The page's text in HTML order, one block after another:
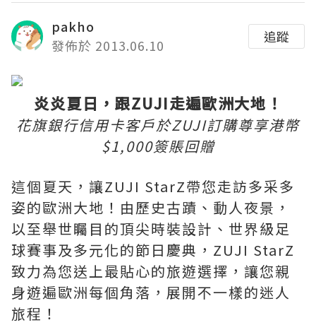
pakho
發佈於 2013.06.10
追蹤
炎炎夏日，跟ZUJI走遍歐洲大地！
花旗銀行信用卡客戶於ZUJI訂購尊享港幣
$1,000簽賬回贈
這個夏天，讓ZUJI StarZ帶您走訪多采多
姿的歐洲大地！由歷史古蹟、動人夜景，
以至舉世矚目的頂尖時裝設計、世界級足
球賽事及多元化的節日慶典， ZUJI StarZ
致力為您送上最貼心的旅遊選擇，讓您親
身遊遍歐洲每個角落，展開不一樣的迷人
旅程！